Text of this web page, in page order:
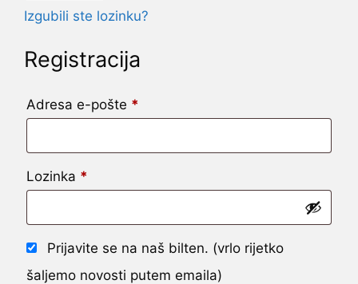
Izgubili ste lozinku?
Registracija
Adresa e-pošte *
Lozinka *
Prijavite se na naš bilten. (vrlo rijetko
šaljemo novosti putem emaila)